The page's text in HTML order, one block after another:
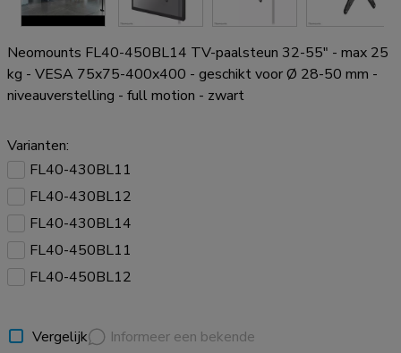
Neomounts FL40-450BL14 TV-paalsteun 32-55" - max 25
kg - VESA 75x75-400x400 - geschikt voor Ø 28-50 mm -
niveauverstelling - full motion - zwart
Varianten:
FL40-430BL11
FL40-430BL12
FL40-430BL14
FL40-450BL11
FL40-450BL12
Vergelijk
Informeer een bekende